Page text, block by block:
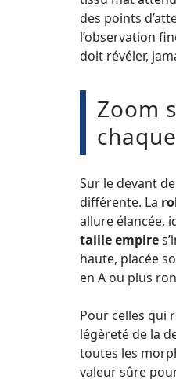
des points
l’observation
doit révéler,
Zoom
Sur le devant
différente. La
allure élancée,
taille empire
haute, placée
en A ou plus
Pour celles qui
légèreté de la
toutes les
valeur sûre